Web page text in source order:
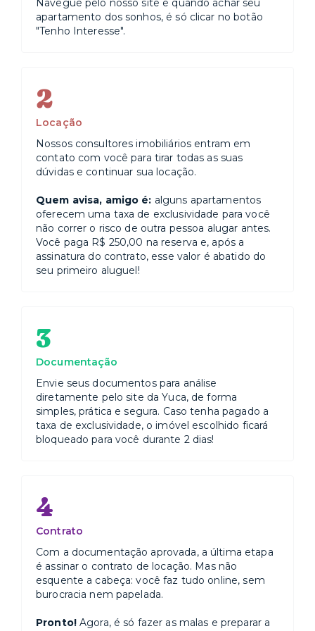
Navegue pelo nosso site e quando achar seu
apartamento dos sonhos, é só clicar no botão
"Tenho Interesse".
2
Locação
Nossos consultores imobiliários entram em
contato com você para tirar todas as suas
dúvidas e continuar sua locação.
Quem avisa, amigo é: alguns apartamentos
oferecem uma taxa de exclusividade para você
não correr o risco de outra pessoa alugar antes.
Você paga R$ 250,00 na reserva e, após a
assinatura do contrato, esse valor é abatido do
seu primeiro aluguel!
3
Documentação
Envie seus documentos para análise
diretamente pelo site da Yuca, de forma
simples, prática e segura. Caso tenha pagado a
taxa de exclusividade, o imóvel escolhido ficará
bloqueado para você durante 2 dias!
4
Contrato
Com a documentação aprovada, a última etapa
é assinar o contrato de locação. Mas não
esquente a cabeça: você faz tudo online, sem
burocracia nem papelada.
Pronto!Agora, é só fazer as malas e preparar a